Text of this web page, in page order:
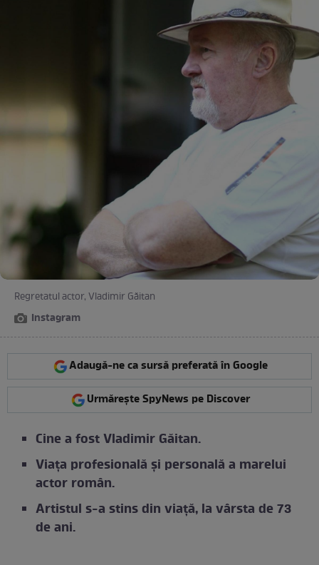
Regretatul actor, Vladimir Găitan
Instagram
Adaugă-ne ca sursă preferată în Google
Urmărește SpyNews pe Discover
Cine a fost Vladimir Găitan.
Viața profesională și personală a marelui
actor român.
Artistul s-a stins din viață, la vârsta de 73
de ani.